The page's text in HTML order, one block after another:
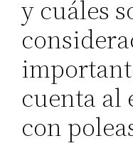
y cuáles
cuenta al
con